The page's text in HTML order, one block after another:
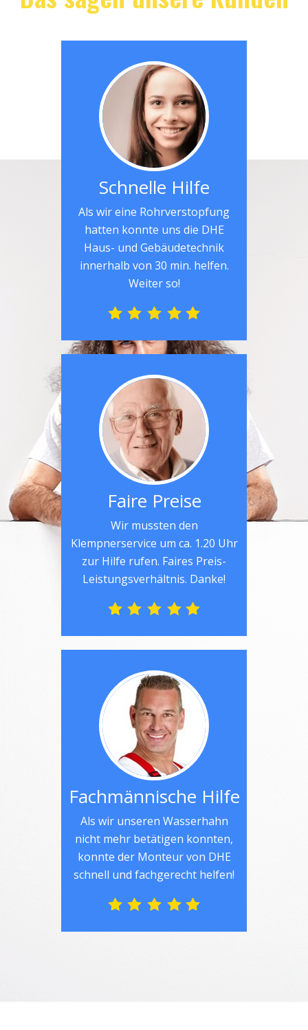
Schnelle Hilfe
Als wir eine Rohrverstopfung
hatten konnte uns die DHE
Haus- und Gebäudetechnik
innerhalb von 30 min. helfen.
Weiter so!
Faire Preise
Wir mussten den
Klempnerservice um ca. 1.20 Uhr
zur Hilfe rufen. Faires Preis-
Leistungsverhältnis. Danke!
Fachmännische Hilfe
Als wir unseren Wasserhahn
nicht mehr betätigen konnten,
konnte der Monteur von DHE
schnell und fachgerecht helfen!